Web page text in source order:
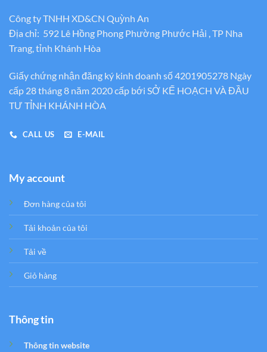
Công ty TNHH XD&CN Quỳnh An
Địa chỉ: 592 Lê Hồng Phong Phường Phước Hải , TP Nha
Trang, tỉnh Khánh Hòa
Giấy chứng nhận đăng ký kinh doanh số 4201905278 Ngày
cấp 28 tháng 8 năm 2020 cấp bới SỞ KẾ HOẠCH VÀ ĐẦU
TƯ TỈNH KHÁNH HÒA
CALL US E-MAIL
My account
Đơn hàng của tôi
Tải khoản của tôi
Tải về
Giỏ hàng
Thông tin
Thông tin website